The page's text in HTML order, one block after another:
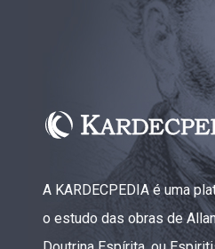
Capítulo XVIII — Muitos
Capítulo XIX — A fé
Capítulo XX — Os
Capítulo XXI — Haverá
Capítulo XXII — Não
juntou
A KARDECPEDIA é uma
o estudo das obras de